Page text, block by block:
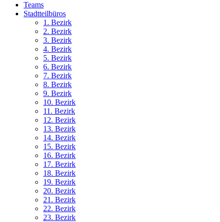
Teams
Stadtteilbüros
1. Bezirk
2. Bezirk
3. Bezirk
4. Bezirk
5. Bezirk
6. Bezirk
7. Bezirk
8. Bezirk
9. Bezirk
10. Bezirk
11. Bezirk
12. Bezirk
13. Bezirk
14. Bezirk
15. Bezirk
16. Bezirk
17. Bezirk
18. Bezirk
19. Bezirk
20. Bezirk
21. Bezirk
22. Bezirk
23. Bezirk